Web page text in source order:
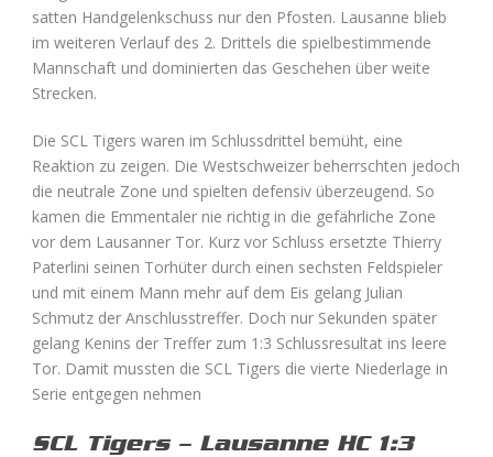
satten Handgelenkschuss nur den Pfosten. Lausanne blieb
im weiteren Verlauf des 2. Drittels die spielbestimmende
Mannschaft und dominierten das Geschehen über weite
Strecken.
Die SCL Tigers waren im Schlussdrittel bemüht, eine
Reaktion zu zeigen. Die Westschweizer beherrschten jedoch
die neutrale Zone und spielten defensiv überzeugend. So
kamen die Emmentaler nie richtig in die gefährliche Zone
vor dem Lausanner Tor. Kurz vor Schluss ersetzte Thierry
Paterlini seinen Torhüter durch einen sechsten Feldspieler
und mit einem Mann mehr auf dem Eis gelang Julian
Schmutz der Anschlusstreffer. Doch nur Sekunden später
gelang Kenins der Treffer zum 1:3 Schlussresultat ins leere
Tor. Damit mussten die SCL Tigers die vierte Niederlage in
Serie entgegen nehmen
SCL Tigers – Lausanne HC 1:3